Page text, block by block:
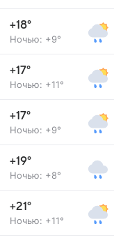
+18°
Ночью: +9°
+17°
Ночью: +11°
+17°
Ночью: +9°
+19°
Ночью: +8°
+21°
Ночью: +11°